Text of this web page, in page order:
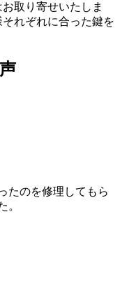
取り寄せいたしま
れぞれに合った鍵を
たのを修理してもら
。